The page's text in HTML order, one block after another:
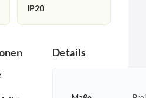
IP20
Details